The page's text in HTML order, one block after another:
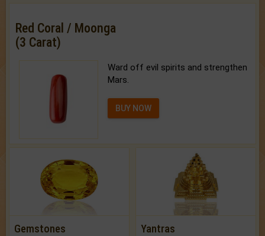
Red Coral / Moonga
(3 Carat)
Ward off evil spirits and strengthen
Mars.
BUY NOW
Gemstones Yantras